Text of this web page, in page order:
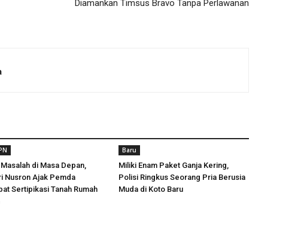
Diamankan Timsus Bravo Tanpa Perlawanan
di Masa Depan,
Nusron Ajak Pemda
Sertipikasi Tanah Rumah
Baru
Miliki Enam Paket Ganja Kering,
Polisi Ringkus Seorang Pria Berusia
Muda di Koto Baru